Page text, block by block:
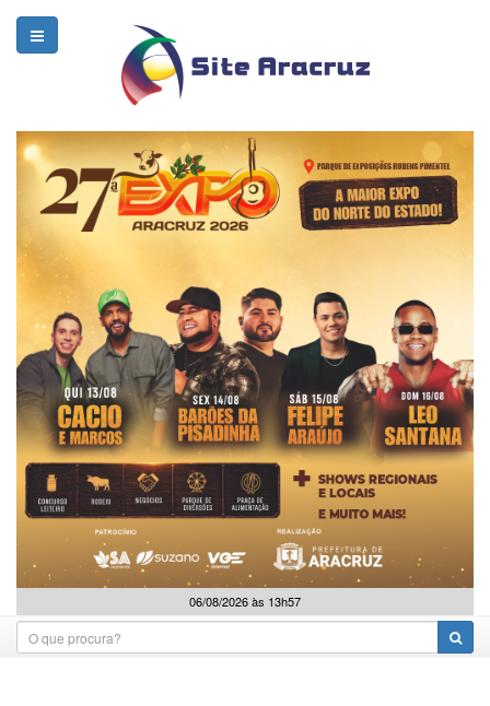
06/08/2026 às 13h57